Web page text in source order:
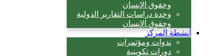
وحقوق الإنسان
وحدة دراسات التقارير الدولية
وحقوق الإنسان
أنشطة المركز
ندوات ومؤتمرات
دورات تكوينية